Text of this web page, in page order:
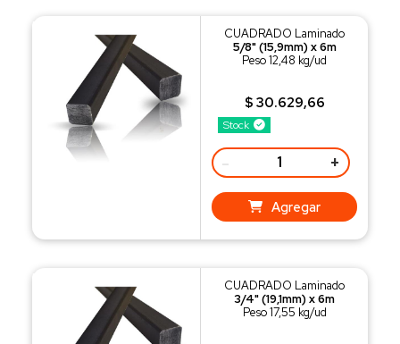
Stock
CUADRADO Laminado
5/8" (15,9mm) x 6m
Peso 12,48 kg/ud
$ 30.629,66
- +
Agregar
CUADRADO Laminado
3/4" (19,1mm) x 6m
Peso 17,55 kg/ud